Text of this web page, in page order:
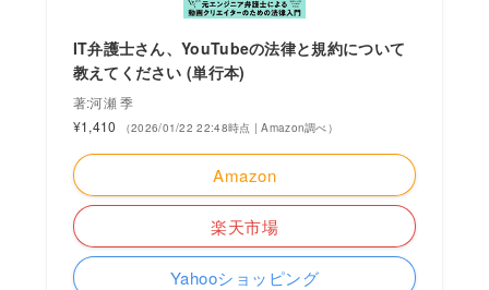
IT弁護士さん、YouTubeの法律と規約について
教えてください (単行本)
著:河瀬 季
¥1,410
（2026/01/22 22:48時点 | Amazon調べ）
Amazon
楽天市場
Yahooショッピング